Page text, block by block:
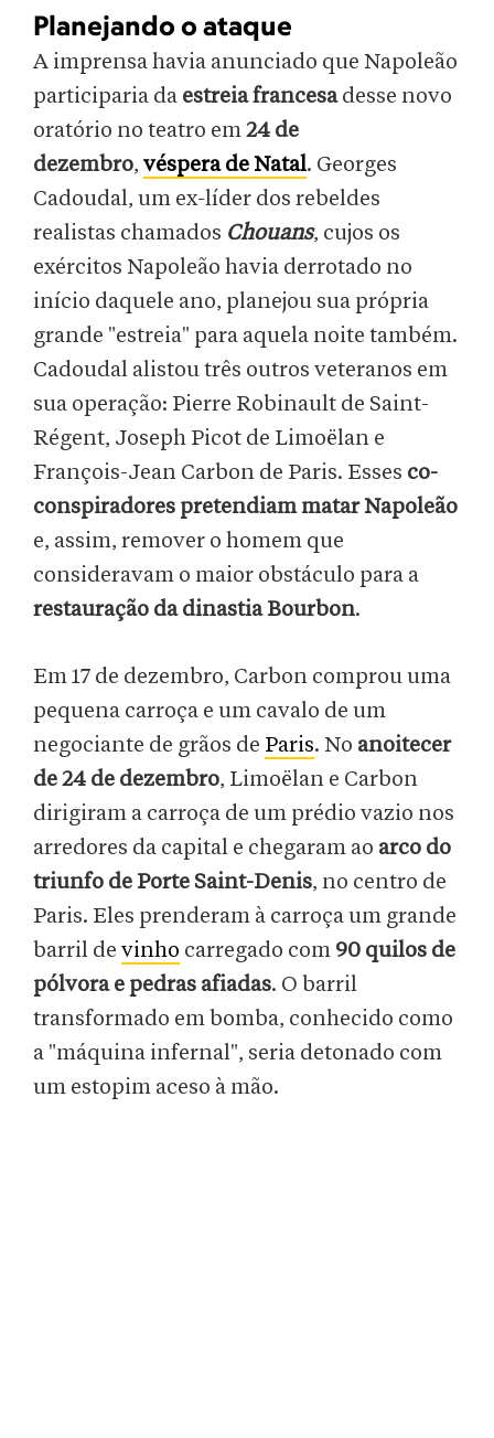
Planejando o ataque
A imprensa havia anunciado que Napoleão
participaria da estreia francesadesse novo
oratório no teatro em24 de
dezembro, véspera de Natal. Georges
Cadoudal, um ex-líder dos rebeldes
realistas chamados Chouans, cujos os
exércitos Napoleão havia derrotado no
início daquele ano, planejou sua própria
grande "estreia" para aquela noite também.
Cadoudal alistou três outros veteranos em
sua operação: Pierre Robinault de Saint-
Régent, Joseph Picot de Limoëlan e
François-Jean Carbon de Paris. Esses co-
conspiradores pretendiam matar Napoleão
e, assim, remover o homem que
consideravam o maior obstáculo para a
restauração da dinastia Bourbon.
Em 17 de dezembro, Carbon comprou uma
pequena carroça e um cavalo de um
negociante de grãos de Paris. No anoitecer
de 24 de dezembro, Limoëlan e Carbon
dirigiram a carroça de um prédio vazio nos
arredores da capital e chegaram ao arco do
triunfo de Porte Saint-Denis, no centro de
Paris. Eles prenderam à carroça um grande
barril de vinho carregado com 90 quilos de
pólvora e pedras afiadas. O barril
transformado em bomba, conhecido como
a "máquina infernal", seria detonado com
um estopim aceso à mão.